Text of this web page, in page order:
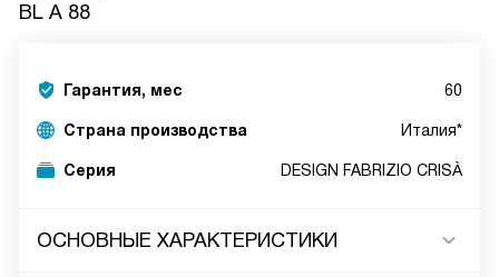
BL A 88
Гарантия, мес 60
Страна производства Италия*
Серия DESIGN FABRIZIO CRISÀ
ОСНОВНЫЕ ХАРАКТЕРИСТИКИ